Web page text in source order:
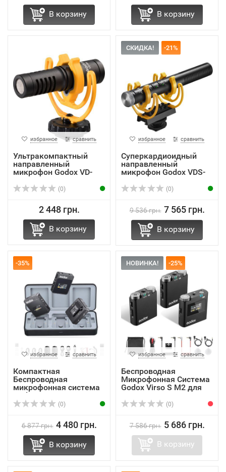
В корзину В корзину
избранное сравнить
Ультракомпактный
направленный
микрофон Godox VD-
(0)
2 448 грн.
В корзину
СКИДКА! -21%
избранное сравнить
Суперкардиоидный
направленный
микрофон Godox VDS-
(0)
9 536 грн. 7 565 грн.
В корзину
-35%
избранное сравнить
Компактная
Беспроводная
микрофонная система
Godox MoveLin...
(0)
6 877 грн. 4 480 грн.
В корзину
НОВИНКА! -25%
избранное сравнить
Беспроводная
Микрофонная Система
Godox Virso S M2 для
(0)
7 586 грн. 5 686 грн.
В корзину